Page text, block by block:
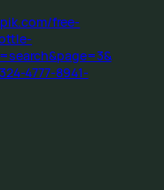
free-
4777-8941-